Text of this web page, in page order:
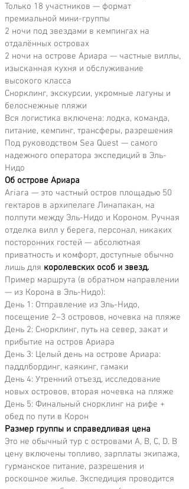
Только 18 участников — формат
премиальной мини-группы
2 ночи под звездами в кемпингах на
отдалённых островах
2 ночи на острове Ариара — частные виллы,
изысканная кухня и обслуживание
высокого класса
Снорклинг, экскурсии, укромные лагуны и
белоснежные пляжи
Вся логистика включена: лодка, команда,
питание, кемпинг, трансферы, разрешения
Под руководством Sea Quest — самого
надежного оператора экспедиций в Эль-
Нидо
Об острове Ариара
Ariara — это частный остров площадью 50
гектаров в архипелаге Линапакан, на
полпути между Эль-Нидо и Короном. Ручная
отделка вилл у берега, персонал, никаких
посторонних гостей — абсолютная
приватность и комфорт, доступные обычно
лишь для королевских особ и звезд.
Пример маршрута (в обратном направлении
— из Корона в Эль-Нидо):
День 1: Отправление из Эль-Нидо,
посещение 2–3 островов, ночевка на пляже
День 2: Снорклинг, путь на север, закат и
прибытие на остров Ариара
День 3: Целый день на острове Ариара:
паддлбординг, каякинг, гамаки
День 4: Утренний отъезд, исследование
новых островов, вторая ночевка на пляже
День 5: Финальный снорклинг на рифе +
обед по пути в Корон
Размер группы и справедливая цена
Это не обычный тур с островами A, B, C, D. В
цену включены топливо, зарплаты экипажа,
гурманское питание, разрешения и
роскошное жилье. Экспедиция проводится